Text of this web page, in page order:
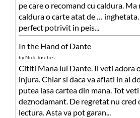
pe care o recomand cu caldura. Ma
caldura o carte atat de …
perfect potrivit in peis...
In the Hand of Dante
byNick Tosches
Cititi Mana lui Dante. Il veti adora
injura. Chiar si daca va aflati in al
putea lasa cartea din mana. Tot
deznodamant. De regretat nu cred
lectura. Asta va pot garan...